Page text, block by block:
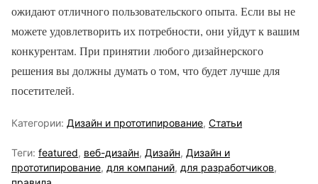
ожидают отличного пользовательского опыта. Если вы не
можете удовлетворить их потребности, они уйдут к вашим
конкурентам. При принятии любого дизайнерского
решения вы должны думать о том, что будет лучше для
посетителей.
Категории: Дизайн и прототипирование, Статьи
Теги: featured, веб-дизайн, Дизайн, Дизайн и
прототипирование, для компаний, для разработчиков,